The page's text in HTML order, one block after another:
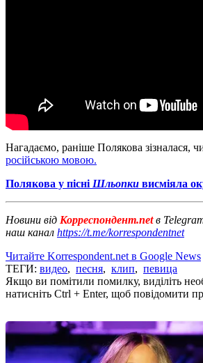
Нагадаємо, раніше Полякова зізналася,
російською мовою.
Полякова у пісні Шльопки висміяла
Новини від Корреспондент.netв
наш канал https://t.me/korrespondentnet
Читайте Korrespondent.net в Google News
ТЕГИ: видео, песня, клип, певица
Якщо ви помітили помилку, виділіть
натисніть Ctrl + Enter, щоб повідомити